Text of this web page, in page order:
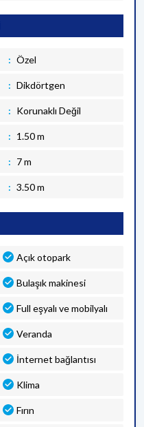
Özel
Dikdörtgen
Korunaklı Değil
1.50 m
7 m
3.50 m
Açık otopark
Bulaşık makinesi
Full eşyalı ve mobilyalı
Veranda
İnternet bağlantısı
Klima
Fırın